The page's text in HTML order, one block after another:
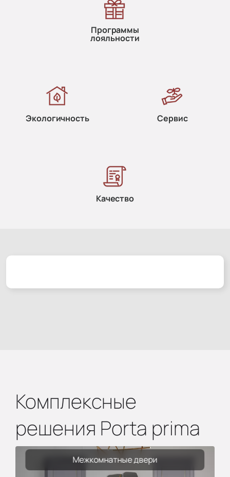
Программы
лояльности
Экологичность Сервис
Качество
Комплексные
решения Porta prima
Межкомнатные двери